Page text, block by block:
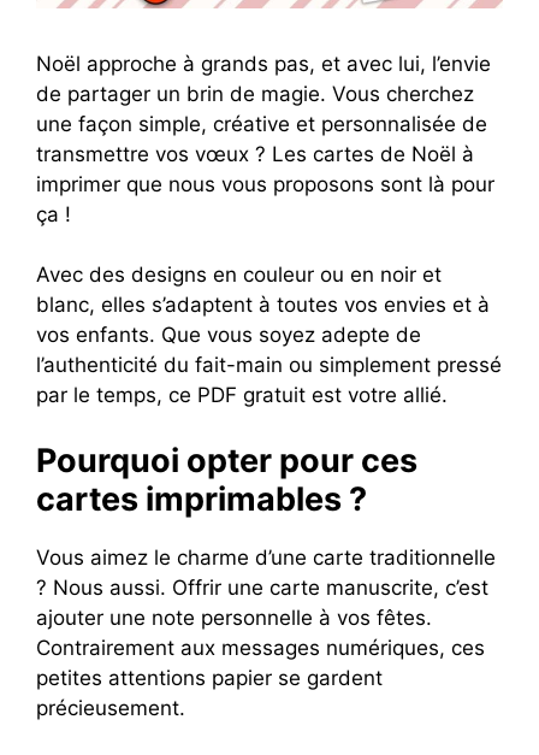
Noël approche à grands pas, et avec lui, l’envie
de partager un brin de magie. Vous cherchez
une façon simple, créative et personnalisée de
transmettre vos vœux ? Les cartes de Noël à
imprimer que nous vous proposons sont là pour
ça !
Avec des designs en couleur ou en noir et
blanc, elles s’adaptent à toutes vos envies et à
vos enfants. Que vous soyez adepte de
l’authenticité du fait-main ou simplement pressé
par le temps, ce PDF gratuit est votre allié.
Pourquoi opter pour ces
cartes imprimables ?
Vous aimez le charme d’une carte traditionnelle
? Nous aussi. Offrir une carte manuscrite, c’est
ajouter une note personnelle à vos fêtes.
Contrairement aux messages numériques, ces
petites attentions papier se gardent
précieusement.